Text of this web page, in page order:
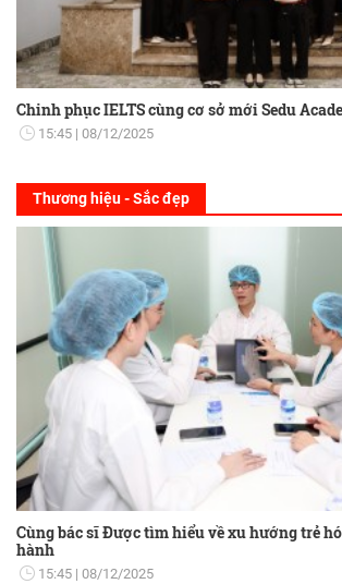
Chinh phục IELTS cùng cơ sở mới Sedu
15:45 08/12/2025
Thương hiệu - Sắc đẹp
Cùng bác sĩ Được tìm hiểu về xu hướng trẻ
hành
15:45 08/12/2025